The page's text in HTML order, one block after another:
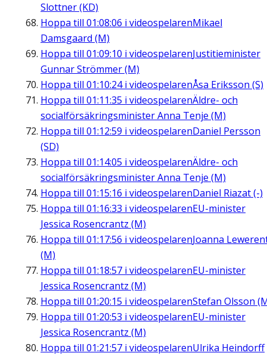
Slottner (KD)
Hoppa till 01:08:06 i videospelarenMikael
Damsgaard (M)
Hoppa till 01:09:10 i videospelarenJustitieminister
Gunnar Strömmer (M)
Hoppa till 01:10:24i videospelarenÅsa Eriksson (S)
Hoppa till 01:11:35 i videospelarenÄldre- och
socialförsäkringsminister Anna Tenje (M)
Hoppa till 01:12:59 i videospelarenDaniel Persson
(SD)
Hoppa till 01:14:05 i videospelarenÄldre- och
socialförsäkringsminister Anna Tenje (M)
Hoppa till 01:15:16 i videospelarenDaniel Riazat (-)
Hoppa till 01:16:33 i videospelarenEU-minister
Jessica Rosencrantz (M)
Hoppa till 01:17:56 i videospelarenJoanna
(M)
Hoppa till 01:18:57 i videospelarenEU-minister
Jessica Rosencrantz (M)
Hoppa till 01:20:15 i videospelarenStefan Olsson
Hoppa till 01:20:53 i videospelarenEU-minister
Jessica Rosencrantz (M)
Hoppa till 01:21:57 i videospelarenUlrika Heindorff